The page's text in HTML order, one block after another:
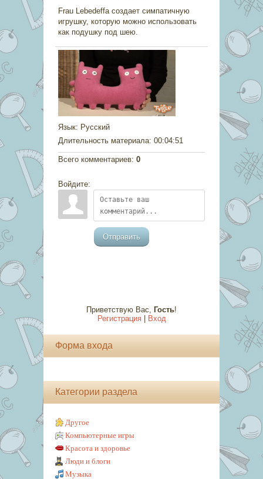
Frau Lebedeffa создает симпатичную
игрушку, которую можно использовать
как подушку под шею.
Язык: Русский
Длительность материала: 00:04:51
Всего комментариев: 0
Войдите:
Отправить
Приветствую Вас Гость!
Регистрация| Вход
Форма входа
Категории раздела
Другое
Компьютерные игры
Красота и здоровье
Люди и блоги
Музыка